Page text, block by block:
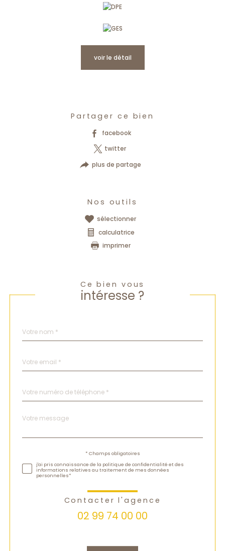
voir le détail
Partager ce bien
facebook
twitter
plus de partage
Nos outils
sélectionner
calculatrice
imprimer
Ce bien vous
intéresse ?
par
*
*
*
Fieldset
Message
*
* Champs obligatoires
j'ai pris connaissance de la politique de confidentialité et des
informations relatives au traitement de mes données
personnelles*
Contacter l'agence
02 99 74 00 00